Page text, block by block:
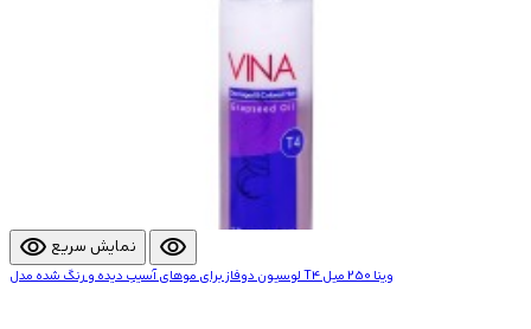
visibility نمایش سریع visibility
لوسیون دوفاز برای موهای آسیب دیده و رنگ شده مدل T4 وینا 250 میل